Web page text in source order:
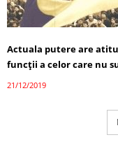
Actuala putere are
funcții a celor care nu
21/12/2019